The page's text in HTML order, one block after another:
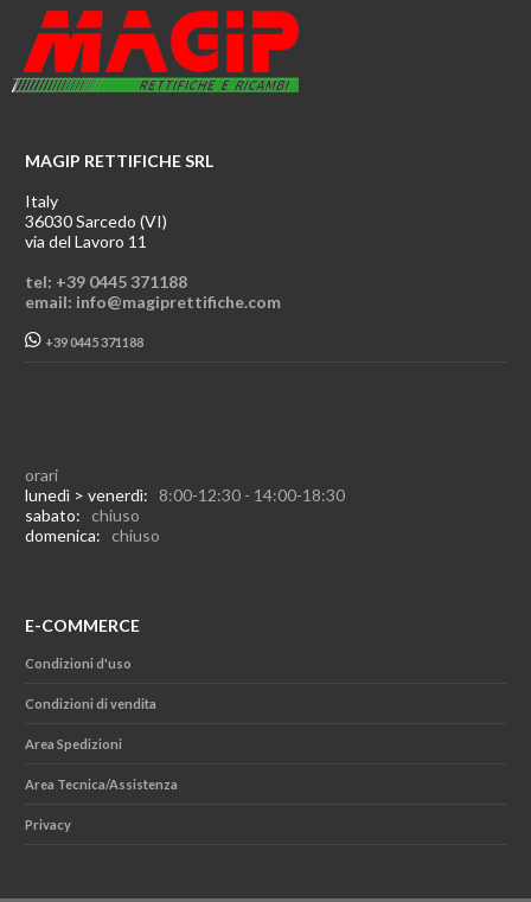
MAGIP RETTIFICHE SRL
Italy
36030 Sarcedo (VI)
via del Lavoro 11
tel: +39 0445 371188
email: info@magiprettifiche.com
+39 0445 371188
orari
lunedì > venerdì: 8:00-12:30 - 14:00-18:30
sabato: chiuso
domenica: chiuso
E-COMMERCE
Condizioni d'uso
Condizioni di vendita
Area Spedizioni
Area Tecnica/Assistenza
Privacy